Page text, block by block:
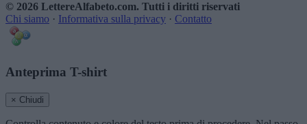
© 2026 LettereAlfabeto.com. Tutti i diritti riservati
Chi siamo · Informativa sulla privacy · Contatto
Anteprima T-shirt
× Chiudi